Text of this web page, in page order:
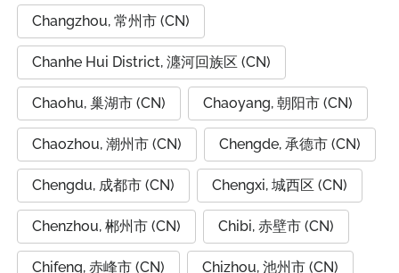
Changzhou, 常州市 (CN)
Chanhe Hui District, 瀍河回族区 (CN)
Chaohu, 巢湖市 (CN) Chaoyang, 朝阳市 (CN)
Chaozhou, 潮州市 (CN) Chengde, 承德市 (CN)
Chengdu, 成都市 (CN) Chengxi, 城西区 (CN)
Chenzhou, 郴州市 (CN) Chibi, 赤壁市 (CN)
Chifeng, 赤峰市 (CN) Chizhou, 池州市 (CN)